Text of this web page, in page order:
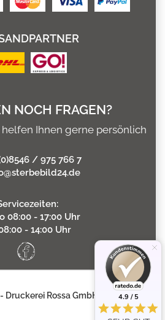
NOCH FRAGEN?
Ihnen gerne persönlich
/ 975 766 7
08:00 - 17:00 Uhr
- 14:00 Uhr
Rossa GmbH 4.9 / 5